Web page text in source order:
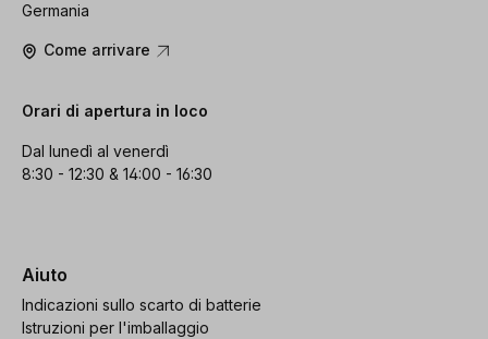
Germania
Come arrivare
Orari di apertura in loco
Dal lunedì al venerdì
8:30 - 12:30 & 14:00 - 16:30
Aiuto
Indicazioni sullo scarto di batterie
Istruzioni per l'imballaggio